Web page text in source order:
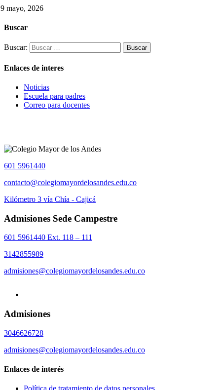
mayo, 2026
Buscar
Buscar:
Enlaces de interes
Noticias
Escuela para padres
Correo para docentes
601 5961440
contacto@colegiomayordelosandes.edu.co
Kilómetro 3 vía Chía - Cajicá
Admisiones Sede Campestre
601 5961440 Ext. 118 – 111
3142855989
admisiones@colegiomayordelosandes.edu.co
Admisiones
3046626728
admisiones@colegiomayordelosandes.edu.co
Enlaces de interés